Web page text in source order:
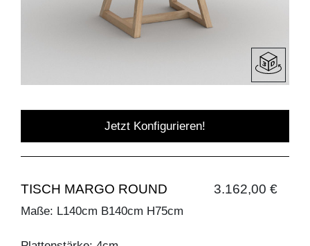
Jetzt Konfigurieren!
TISCH MARGO ROUND 3.162,00 €
Maße: L140cm B140cm H75cm